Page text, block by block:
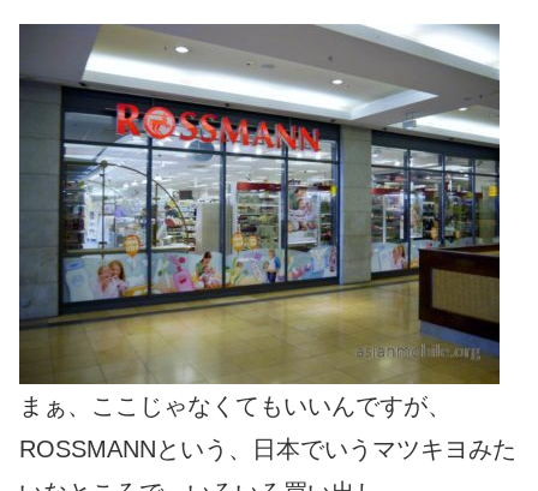
まぁ、ここじゃなくてもいいんですが、
ROSSMANNという、日本でいうマツキヨみた